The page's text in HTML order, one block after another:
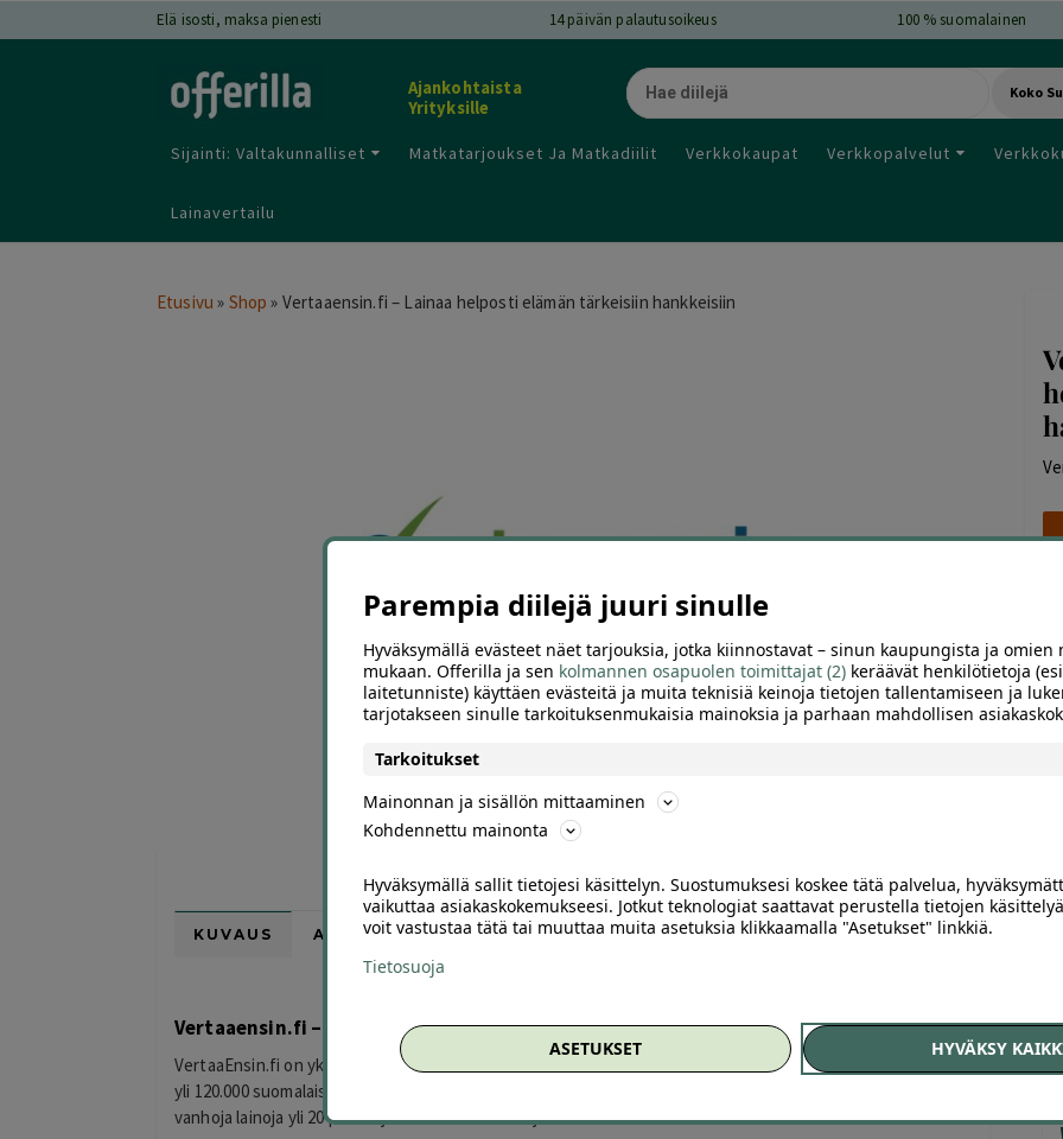
Elä isosti, maksa pienesti 14päivän palautusoikeus 100 % suomalainen
Ajankohtaista
Yrityksille
Koko
Sijainti: Valtakunnalliset Matkatarjoukset Ja Matkadiilit Verkkokaupat Verkkopalvelut
Lainavertailu
Etusivu » Shop » Vertaaensin.fi – Lainaa helposti elämän tärkeisiin hankkeisiin
KUVAUS ARVIOT (0) SUOSITTELE
Vertaaensin.fi – Lainaa helposti elämän tärkeisiin hankkeisiin
VertaaEnsin.fi on yksi Suomen suurimmista rahoitustuotteiden vertailusivustoista ja olemme auttaneet jo
yli 120.000 suomalaista tekemään parempia talouspäätöksiä ja löytämään parhaan lainan ja yhdistelemään
vanhoja lainoja yli 20 pankin ja rahoituslaitoksen joukosta.
Parempia diilejä juuri sinulle
Hyväksymällä evästeet näet tarjouksia, jotka kiinnostavat – sinun kaupungista ja omien
mukaan. Offerilla ja sen kolmannen osapuolen toimittajat (2) keräävät henkilötietoja
laitetunniste) käyttäen evästeitä ja muita teknisiä keinoja tietojen tallentamiseen ja
tarjotakseen sinulle tarkoituksenmukaisia mainoksia ja parhaan mahdollisen
Tarkoitukset
Mainonnan ja sisällön mittaaminen
Kohdennettu mainonta
Hyväksymällä sallit tietojesi käsittelyn. Suostumuksesi koskee tätä palvelua,
vaikuttaa asiakaskokemukseesi. Jotkut teknologiat saattavat perustella tietojen
voit vastustaa tätä tai muuttaa muita asetuksia klikkaamalla "Asetukset" linkkiä.
Tietosuoja
ASETUKSET HYVÄKSY